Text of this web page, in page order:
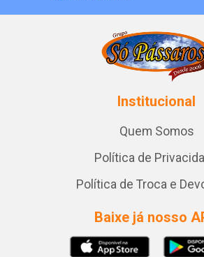
Institucional
Quem Somos
Política de
Política de Troca e
Baixe já nosso